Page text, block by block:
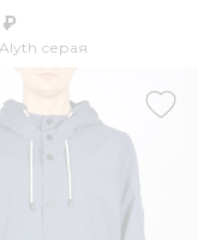
₽
серая